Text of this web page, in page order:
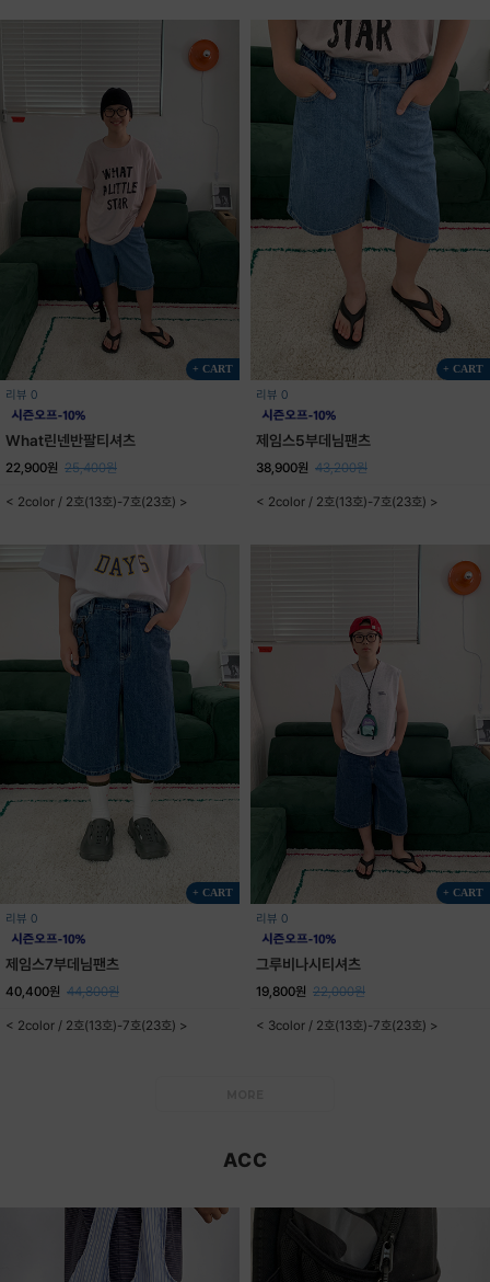
+ CART
리뷰 0
What린넨반팔티셔츠
22,900원 25,400원
< 2color / 2호(13호)-7호(23호) >
+ CART
리뷰 0
제임스5부데님팬츠
38,900원 43,200원
< 2color / 2호(13호)-7호(23호) >
+ CART
리뷰 0
제임스7부데님팬츠
40,400원 44,800원
< 2color / 2호(13호)-7호(23호) >
+ CART
리뷰 0
그루비나시티셔츠
19,800원 22,000원
< 3color / 2호(13호)-7호(23호) >
ACC